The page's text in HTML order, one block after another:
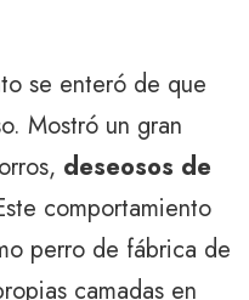
se enteró de que
Mostró un gran
deseosos de
comportamiento
perro de fábrica de
camadas en